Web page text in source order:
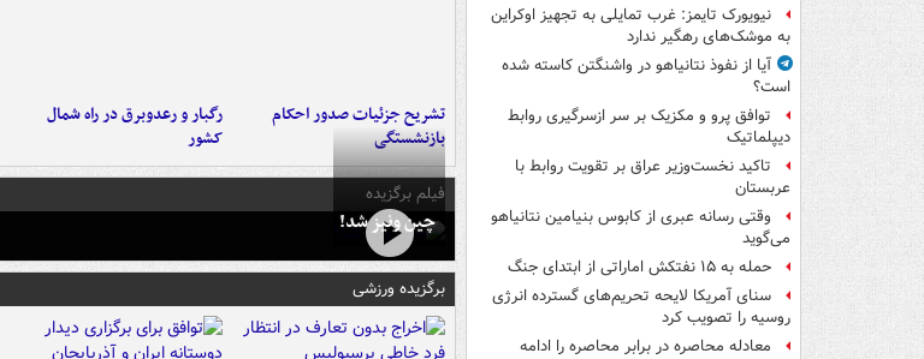
نیویورک تایمز: غرب تمایلی به تجهیز اوکراین
به موشک‌های رهگیر ندارد
آیا از نفوذ نتانیاهو در واشنگتن کاسته شده
است؟
توافق پرو و مکزیک بر سر ازسرگیری روابط
دیپلماتیک
تاکید نخست‌وزیر عراق بر تقویت روابط با
عربستان
وقتی رسانه عبری از کابوس بنیامین نتانیاهو
می‌گوید
حمله به ۱۵ نفتکش‌ اماراتی از ابتدای جنگ
سنای آمریکا لایحه تحریم‌های گسترده انرژی
روسیه را تصویب کرد
معادله محاصره در برابر محاصره را ادامه
تشریح جزئیات صدور احکام
بازنشستگی
رگبار و رعدوبرق در راه شمال
کشور
فیلم برگزیده
چین ونیز شد!
برگزیده ورزشی